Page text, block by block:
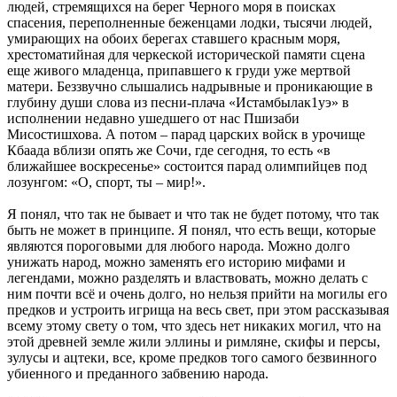
людей, стремящихся на берег Черного моря в поисках
спасения, переполненные беженцами лодки, тысячи людей,
умирающих на обоих берегах ставшего красным моря,
хрестоматийная для черкеской исторической памяти сцена
еще живого младенца, припавшего к груди уже мертвой
матери. Беззвучно слышались надрывные и проникающие в
глубину души слова из песни-плача «Истамбылак1уэ» в
исполнении недавно ушедшего от нас Пшизаби
Мисостишхова. А потом – парад царских войск в урочище
Кбаада вблизи опять же Сочи, где сегодня, то есть «в
ближайшее воскресенье» состоится парад олимпийцев под
лозунгом: «О, спорт, ты – мир!».
Я понял, что так не бывает и что так не будет потому, что так
быть не может в принципе. Я понял, что есть вещи, которые
являются пороговыми для любого народа. Можно долго
унижать народ, можно заменять его историю мифами и
легендами, можно разделять и властвовать, можно делать с
ним почти всё и очень долго, но нельзя прийти на могилы его
предков и устроить игрища на весь свет, при этом рассказывая
всему этому свету о том, что здесь нет никаких могил, что на
этой древней земле жили эллины и римляне, скифы и персы,
зулусы и ацтеки, все, кроме предков того самого безвинного
убиенного и преданного забвению народа.